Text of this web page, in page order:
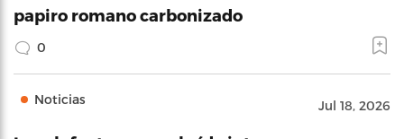
papiro romano carbonizado
0
Noticias Jul 18, 2026